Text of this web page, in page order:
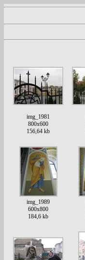
img_1981
800x600
156,64 kb
img_1989
600x800
184,6 kb